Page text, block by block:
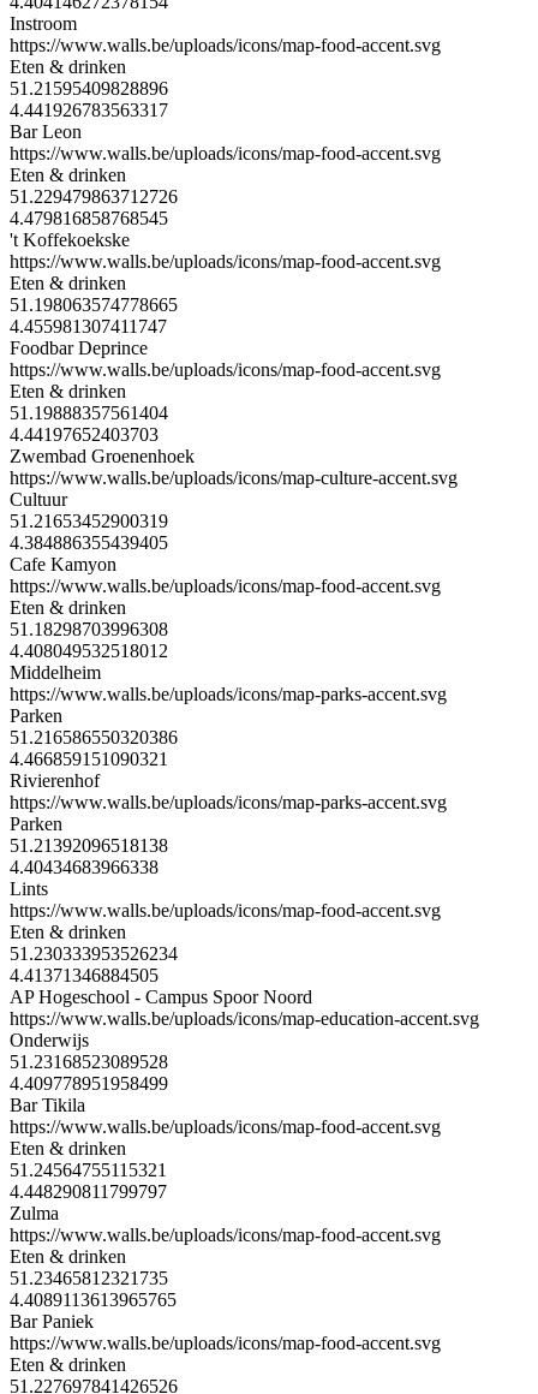
Instroom
https://www.walls.be/uploads/icons/map-food-accent.svg
Eten & drinken
51.21595409828896
4.441926783563317
Bar Leon
https://www.walls.be/uploads/icons/map-food-accent.svg
Eten & drinken
51.229479863712726
4.479816858768545
't Koffekoekske
https://www.walls.be/uploads/icons/map-food-accent.svg
Eten & drinken
51.198063574778665
4.455981307411747
Foodbar Deprince
https://www.walls.be/uploads/icons/map-food-accent.svg
Eten & drinken
51.19888357561404
4.44197652403703
Zwembad Groenenhoek
https://www.walls.be/uploads/icons/map-culture-accent.svg
Cultuur
51.21653452900319
4.384886355439405
Cafe Kamyon
https://www.walls.be/uploads/icons/map-food-accent.svg
Eten & drinken
51.18298703996308
4.408049532518012
Middelheim
https://www.walls.be/uploads/icons/map-parks-accent.svg
Parken
51.216586550320386
4.466859151090321
Rivierenhof
https://www.walls.be/uploads/icons/map-parks-accent.svg
Parken
51.21392096518138
4.40434683966338
Lints
https://www.walls.be/uploads/icons/map-food-accent.svg
Eten & drinken
51.230333953526234
4.41371346884505
AP Hogeschool - Campus Spoor Noord
https://www.walls.be/uploads/icons/map-education-accent.svg
Onderwijs
51.23168523089528
4.409778951958499
Bar Tikila
https://www.walls.be/uploads/icons/map-food-accent.svg
Eten & drinken
51.24564755115321
4.448290811799797
Zulma
https://www.walls.be/uploads/icons/map-food-accent.svg
Eten & drinken
51.23465812321735
4.4089113613965765
Bar Paniek
https://www.walls.be/uploads/icons/map-food-accent.svg
Eten & drinken
51.227697841426526